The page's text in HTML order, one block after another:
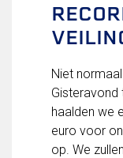
Kledingplan
Contributie
Gevonden
Teams
Niet
Gisteravond
haalden we
euro voor
op. We